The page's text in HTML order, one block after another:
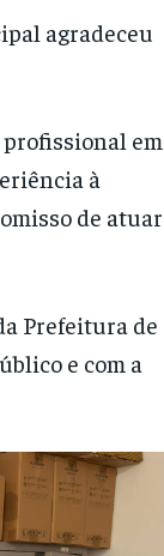
agradeceu
em
à
de atuar
Prefeitura de
e com a